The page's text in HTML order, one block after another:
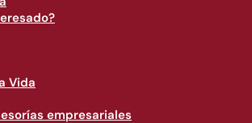
Vida
empresariales